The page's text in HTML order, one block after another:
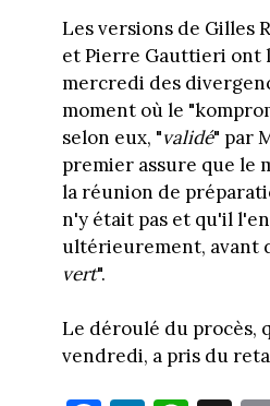
Les versions de Gilles
et Pierre Gauttieri ont
mercredi des
moment où le
selon eux, "validé" par
premier assure que le
la réunion de
n'y était pas et qu'il
ultérieurement, avant
vert".
Le déroulé du procès,
vendredi, a pris du